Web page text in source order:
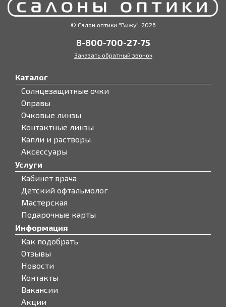
© Салон оптики "Вижу", 2026
8-800-700-27-75
Заказать обратный звонок
Каталог
Солнцезащитные очки
Оправы
Очковые линзы
Контактные линзы
Капли и растворы
Аксессуары
Услуги
Кабинет врача
Детский офтальмолог
Мастерская
Подарочные карты
Информация
Как подобрать
Отзывы
Новости
Контакты
Вакансии
Акции